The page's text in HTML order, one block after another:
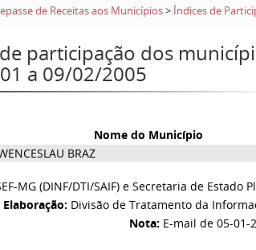
de Receitas aos Municípios > Índices de
participação dos
a 09/02/2005
Nome do Município
BRAZ
MG (DINF/DTI/SAIF) e Secretaria de Estado
Elaboração: Divisão de Tratamento da
Nota: E-mail de 05-01-